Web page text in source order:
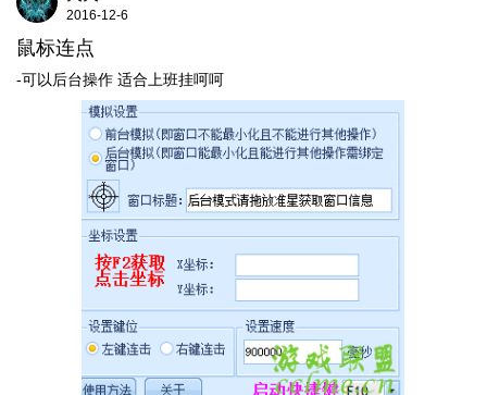
2016-12-6
鼠标连点
-可以后台操作 适合上班挂呵呵